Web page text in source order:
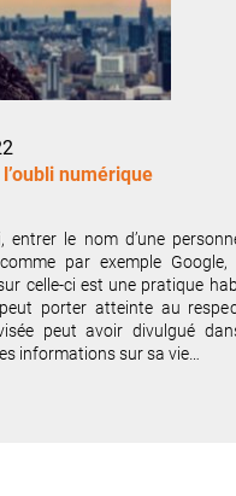
numérique
entrer le nom d’une
par exemple
celle-ci est une pratique
porter atteinte au
peut avoir divulgué
informations sur sa vie…